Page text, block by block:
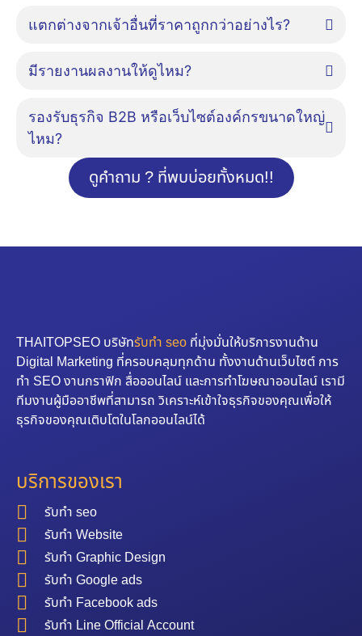
แตกต่างจากเจ้าอื่นที่ราคาถูกกว่าอย่างไร?
มีรายงานผลงานให้ดูไหม?
รองรับธุรกิจ B2B หรือเว็บไซต์องค์กรขนาดใหญ่
ไหม?
ดูคำถาม ? ที่พบบ่อยทั้งหมด!!
THAITOPSEO บริษัทรับทำ seo ที่มุ่งมั่นให้บริการงานด้าน
Digital Marketing ที่ครอบคลุมทุกด้าน ทั้งงานด้านเว็บไซต์ การ
ทำ SEO งานกราฟิก สื่อออนไลน์ และการทำโฆษณาออนไลน์ เรามี
ทีมงานผู้มืออาชีพที่สามารถ วิเคราะห์เข้าใจธุรกิจของคุณเพื่อให้
ธุรกิจของคุณเติบโตในโลกออนไลน์ได้
บริการของเรา
รับทำ seo
รับทำ Website
รับทำ Graphic Design
รับทำ Google ads
รับทำ Facebook ads
รับทำ Line Official Account